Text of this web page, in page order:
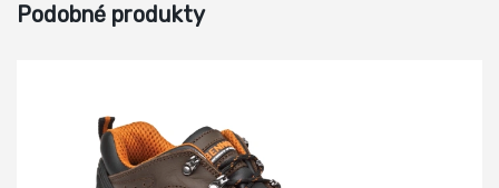
Podobné produkty